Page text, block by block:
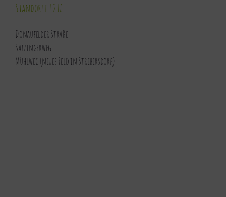
Standorte 1210
Donaufelder Straße
Satzingerweg
Mühlweg (neues Feld in Strebersdorf)